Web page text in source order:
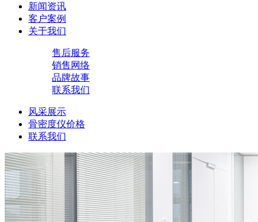
新闻资讯
客户案例
关于我们
售后服务
销售网络
品牌故事
联系我们
风采展示
骨密度仪价格
联系我们